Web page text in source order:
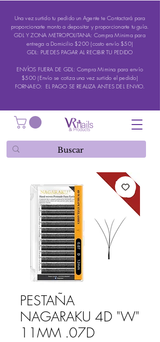
Una vez surtido tu pedido un Agente te Contactará para
proporcionarte monto a depositar y proporcionarte tu guía.
GDL Y ZONA METROPOLITANA: Compra Minima para
entrega a Domicilio $200 (costo envío $50)
GDL: PUEDES PAGAR AL RECIBIR TU PEDIDO
ENVÍOS FUERA DE GDL: Compra Mimina para envío
$500 (Envío se cotiza una vez surtido el pedido)
FORNAEO: EL PAGO SE REALIZA ANTES DEL ENVIO.
PESTAÑA
NAGARAKU 4D "W"
11MM .07D